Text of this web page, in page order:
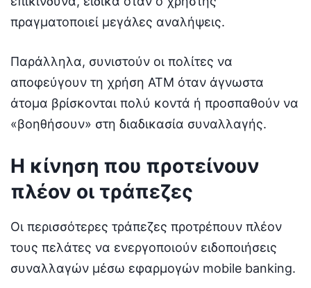
πραγματοποιεί μεγάλες αναλήψεις.
Παράλληλα, συνιστούν οι πολίτες να
αποφεύγουν τη χρήση ATM όταν άγνωστα
άτομα βρίσκονται πολύ κοντά ή προσπαθούν να
«βοηθήσουν» στη διαδικασία συναλλαγής.
Η κίνηση που προτείνουν
πλέον οι τράπεζες
Οι περισσότερες τράπεζες προτρέπουν πλέον
τους πελάτες να ενεργοποιούν ειδοποιήσεις
συναλλαγών μέσω εφαρμογών mobile banking.